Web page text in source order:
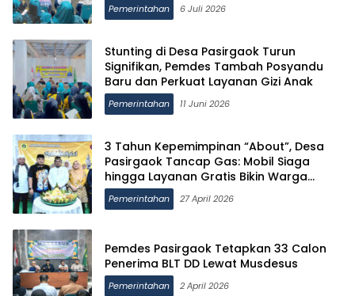
Pemerintahan 6 Juli 2026
Stunting di Desa Pasirgaok Turun
Signifikan, Pemdes Tambah Posyandu
Baru dan Perkuat Layanan Gizi Anak
Pemerintahan 11 Juni 2026
3 Tahun Kepemimpinan “About”, Desa
Pasirgaok Tancap Gas: Mobil Siaga
hingga Layanan Gratis Bikin Warga
Terbantu
Pemerintahan 27 April 2026
Pemdes Pasirgaok Tetapkan 33 Calon
Penerima BLT DD Lewat Musdesus
Pemerintahan 2 April 2026